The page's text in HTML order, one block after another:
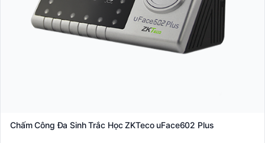
Chấm Công Đa Sinh Trắc Học ZKTeco uFace602 Plus